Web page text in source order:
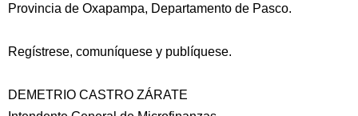
Provincia de Oxapampa, Departamento de Pasco.
Regístrese, comuníquese y publíquese.
DEMETRIO CASTRO ZÁRATE